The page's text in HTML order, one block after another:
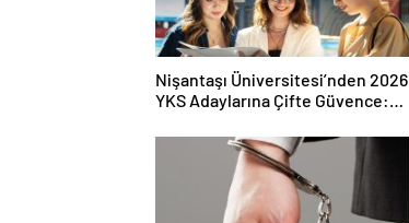
Nişantaşı Üniversitesi’nden 2026
YKS Adaylarına Çifte Güvence: